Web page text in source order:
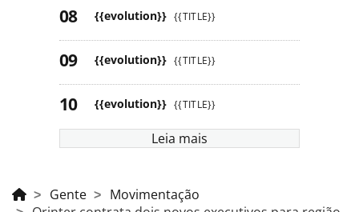
{{evolution}} {{TITLE}}
{{evolution}} {{TITLE}}
{{evolution}} {{TITLE}}
Leia mais
Gente
Movimentação